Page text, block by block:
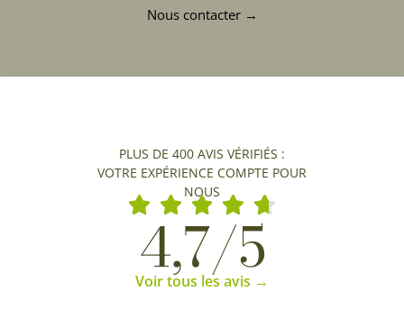
Nous contacter →
PLUS DE 400 AVIS VÉRIFIÉS :
VOTRE EXPÉRIENCE COMPTE POUR
NOUS
4,7/5
Voir tous les avis →